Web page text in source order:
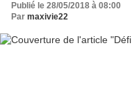
Publié le 28/05/2018 à 08:00
Par maxivie22